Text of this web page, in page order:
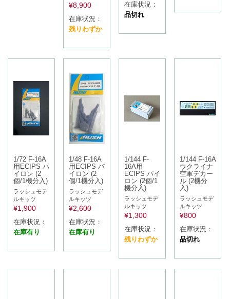
¥8,900
在庫状況：
残りわずか
在庫状況：
品切れ
1/72 F-16A
用ECIPS パ
イロン (2
個/1機分入)
ラッシュモデ
ルキッツ
¥1,900
在庫状況：
在庫有り
1/48 F-16A
用ECIPS パ
イロン (2
個/1機分入)
ラッシュモデ
ルキッツ
¥2,600
在庫状況：
在庫有り
1/144 F-
16A用
ECIPS パイ
ロン (2個/1
機分入)
ラッシュモデ
ルキッツ
¥1,300
在庫状況：
残りわずか
1/144 F-16A
ウクライナ
空軍デカー
ル (2機分
入)
ラッシュモデ
ルキッツ
¥800
在庫状況：
品切れ